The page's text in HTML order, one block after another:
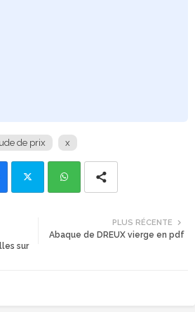
de prix x
ats
PLUS RÉCENTE
Abaque de DREUX vierge en pdf
sur